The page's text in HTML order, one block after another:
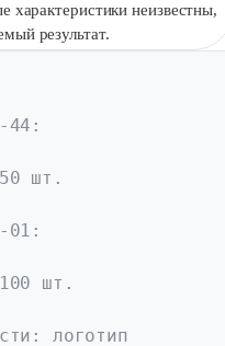
характеристики неизвестны,
результат.